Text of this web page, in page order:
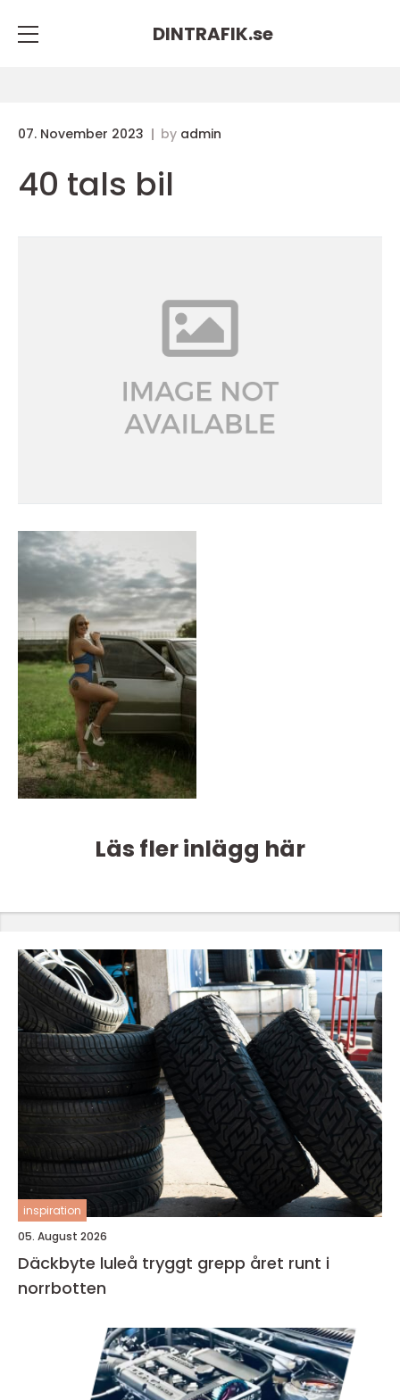
DINTRAFIK.se
07. November 2023 by admin
40 tals bil
Läs fler inlägg här
inspiration
05. August 2026
Däckbyte luleå tryggt grepp året runt i
norrbotten